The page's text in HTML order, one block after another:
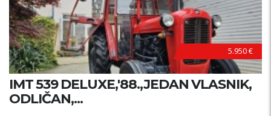
5.950 €
IMT 539 DELUXE,'88.,JEDAN VLASNIK,
ODLIČAN,...